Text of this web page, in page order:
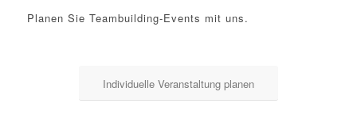
Planen Sie Teambuilding-Events mit uns.
Individuelle Veranstaltung planen